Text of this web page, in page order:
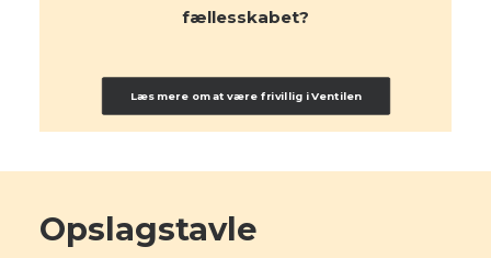
fællesskabet?
Læs mere om at være frivillig i Ventilen
Opslagstavle